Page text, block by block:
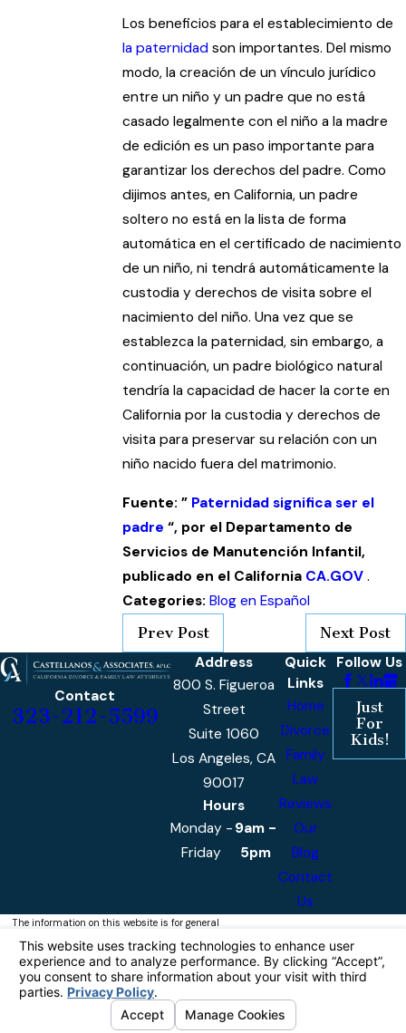
Los beneficios para el establecimiento de
la paternidad son importantes. Del mismo
modo, la creación de un vínculo jurídico
entre un niño y un padre que no está
casado legalmente con el niño a la madre
de edición es un paso importante para
garantizar los derechos del padre. Como
dijimos antes, en California, un padre
soltero no está en la lista de forma
automática en el certificado de nacimiento
de un niño, ni tendrá automáticamente la
custodia y derechos de visita sobre el
nacimiento del niño. Una vez que se
establezca la paternidad, sin embargo, a
continuación, un padre biológico natural
tendría la capacidad de hacer la corte en
California por la custodia y derechos de
visita para preservar su relación con un
niño nacido fuera del matrimonio.
Fuente: ” Paternidad significa ser el
padre “, por el Departamento de
Servicios de Manutención Infantil,
publicado en el California CA.GOV .
Categories: Blog en Español
Prev Post
Next Post
Contact
323-212-5599
Address
800 S. Figueroa
Street
Suite 1060
Los Angeles, CA
90017
Hours
Monday -
Friday
9am -
5pm
Quick
Links
Home
Divorce
Family
Law
Reviews
Our
Blog
Contact
Us
Follow Us
Just
For
Kids!
The information on this website is for general
information purposes only. Nothing on this site
should be taken as legal advice for any
individual case or situation.
This information is not intended to create, and
receipt or viewing does not constitute, an
attorney-client relationship.